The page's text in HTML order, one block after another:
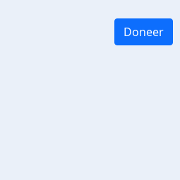
Doneer